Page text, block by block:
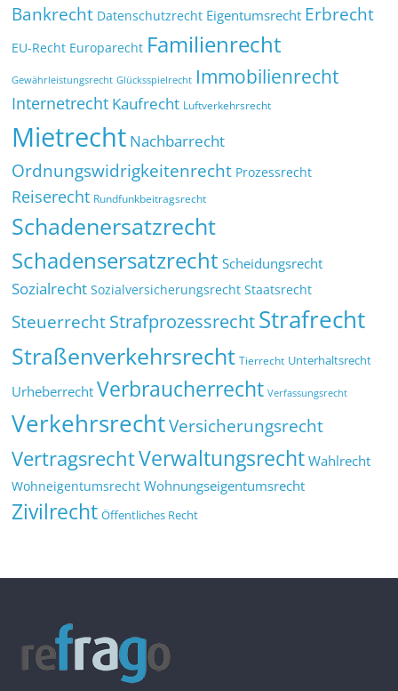
Bankrecht Datenschutzrecht Eigentumsrecht Erbrecht
EU-Recht Europarecht Familienrecht
Gewährleistungsrecht Glücksspielrecht Immobilienrecht
Internetrecht Kaufrecht Luftverkehrsrecht
Mietrecht Nachbarrecht
Ordnungswidrigkeitenrecht Prozessrecht
Reiserecht Rundfunkbeitragsrecht
Schadenersatzrecht
Schadensersatzrecht Scheidungsrecht
Sozialrecht Sozialversicherungsrecht Staatsrecht
SteuerrechtStrafprozessrechtStrafrecht
Straßenverkehrsrecht Tierrecht Unterhaltsrecht
Urheberrecht Verbraucherrecht Verfassungsrecht
VerkehrsrechtVersicherungsrecht
VertragsrechtVerwaltungsrecht Wahlrecht
Wohneigentumsrecht Wohnungseigentumsrecht
Zivilrecht Öffentliches Recht